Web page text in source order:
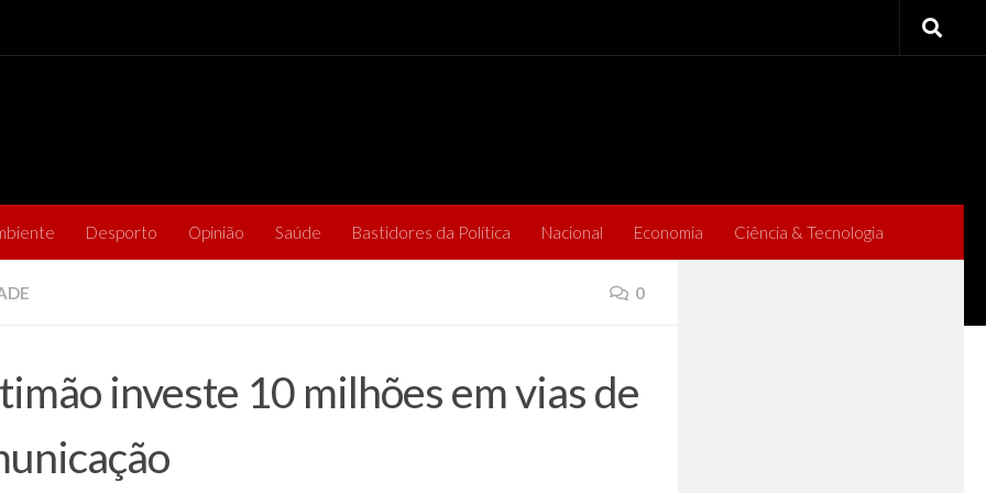
Desporto Opinião Saúde Bastidores da Política Nacional Economia Ciência & Tecnologia
0
investe 10 milhões em vias de